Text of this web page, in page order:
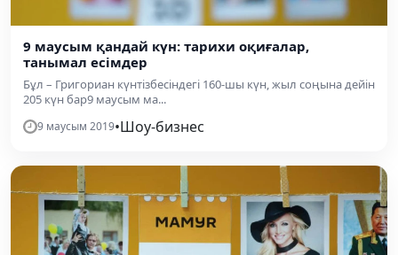
9 маусым қандай күн: тарихи оқиғалар,
танымал есімдер
Бұл – Григориан күнтізбесіндегі 160-шы күн, жыл соңына дейін
205 күн бар9 маусым ма...
9 маусым 2019•Шоу-бизнес